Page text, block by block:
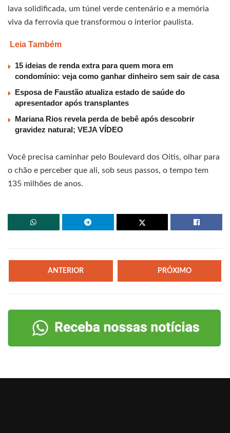
lava solidificada, um túnel verde centenário e a memória
viva da ferrovia que transformou o interior paulista.
Leia Também
15 ideias de renda extra para quem mora em
condomínio: veja como ganhar dinheiro sem sair de casa
Esposa de Faustão atualiza estado de saúde do
apresentador após transplantes
Mariana Rios revela perda de bebê após descobrir
gravidez natural; VEJA VÍDEO
Você precisa caminhar pelo Boulevard dos Oitis, olhar para
o chão e perceber que ali, sob seus passos, o tempo tem
135 milhões de anos.
ANTERIOR PRÓXIMO